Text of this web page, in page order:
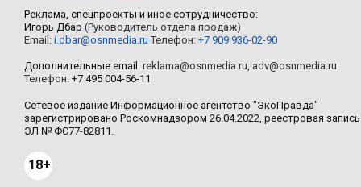
Реклама, спецпроекты и иное сотрудничество:
Игорь Дбар (Руководитель отдела продаж)
Email: i.dbar@osnmedia.ru Телефон: +7 909 936-02-90
Дополнительные email: reklama@osnmedia.ru adv@osnmedia.ru
Телефон: +7 495 004-56-11
Сетевое издание Информационное агентство "ЭкоПравда"
зарегистрировано Роскомнадзором 26.04.2022, реестровая запись
ЭЛ № ФС77-82811.
18+